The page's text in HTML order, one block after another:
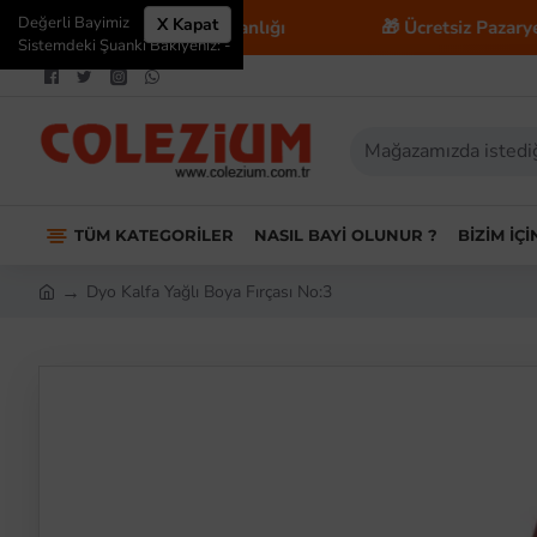
Ticaret Danışmanlığı 🎁 Ücretsiz Pazaryeri
TÜM KATEGORILER NASIL BAYI OLUNUR ? BIZIM
X Kapat
Değerli Bayimiz
Sistemdeki Şuanki Bakiyeniz: -
Dyo Kalfa Yağlı Boya Fırçası No:3